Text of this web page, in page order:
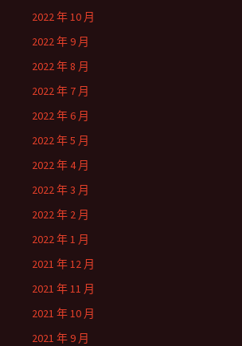
2022 年 10 月
2022 年 9 月
2022 年 8 月
2022 年 7 月
2022 年 6 月
2022 年 5 月
2022 年 4 月
2022 年 3 月
2022 年 2 月
2022 年 1 月
2021 年 12 月
2021 年 11 月
2021 年 10 月
2021 年 9 月